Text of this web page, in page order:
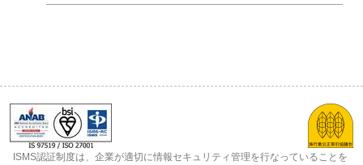
ISMS認証制度は、企業が適切に情報セキュリティ管理を行なっていることを